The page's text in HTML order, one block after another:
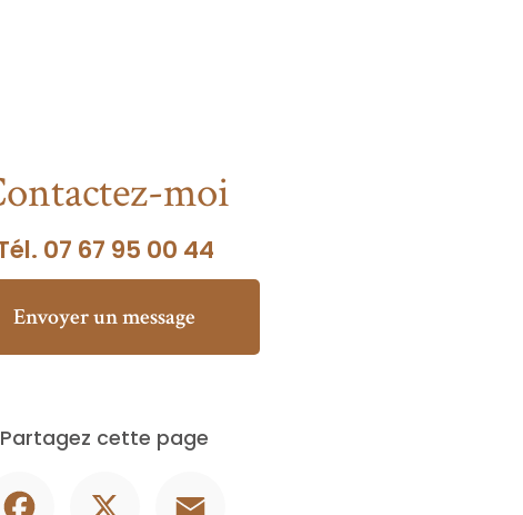
moi
07 67 95 00 44
Envoyer un message
Partagez cette page